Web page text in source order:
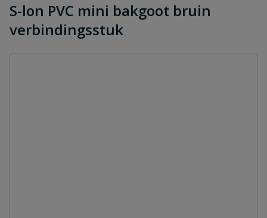
S-lon PVC mini bakgoot bruin
verbindingsstuk